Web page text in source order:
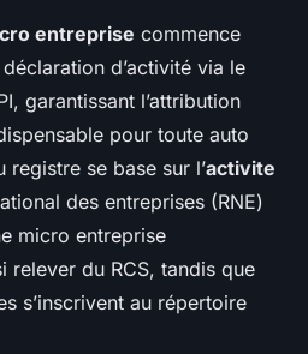
entreprise commence
d’activité via le
garantissant l’attribution
pour toute auto
se base sur l’activite
des entreprises (RNE)
micro entreprise
relever du RCS, tandis que
s’inscrivent au répertoire